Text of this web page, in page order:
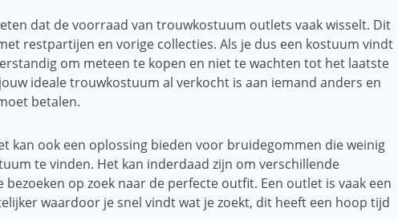
dat de voorraad van trouwkostuum outlets vaak wisselt. Dit
restpartijen en vorige collecties. Als je dus een kostuum vindt
om meteen te kopen en niet te wachten tot het laatste
ideale trouwkostuum al verkocht is aan iemand anders en
betalen.
kan ook een oplossing bieden voor bruidegommen die weinig
te vinden. Het kan inderdaad zijn om verschillende
op zoek naar de perfecte outfit. Een outlet is vaak een
waardoor je snel vindt wat je zoekt, dit heeft een hoop tijd